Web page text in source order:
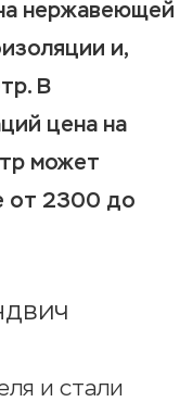
нержавеющей
и,
В
цена на
может
от 2300 до
и стали